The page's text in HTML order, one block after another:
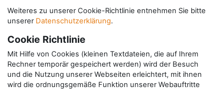
Weiteres zu unserer Cookie-Richtlinie entnehmen Sie bitte
unserer Datenschutzerklärung.
Cookie Richtlinie
Mit Hilfe von Cookies (kleinen Textdateien, die auf Ihrem
Rechner temporär gespeichert werden) wird der Besuch
und die Nutzung unserer Webseiten erleichtert, mit ihnen
wird die ordnungsgemäße Funktion unserer Webauftritte